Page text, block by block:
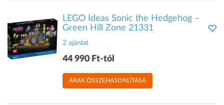
LEGO Ideas Sonic the Hedgehog –
Green Hill Zone 21331
2 ajánlat
44 990 Ft-tól
ÁRAK ÖSSZEHASONLÍTÁSA